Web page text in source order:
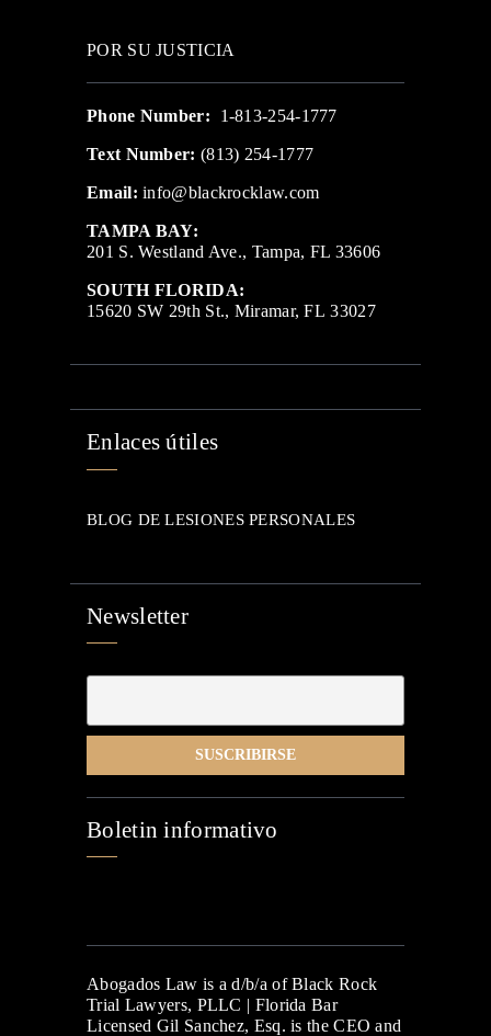
POR SU JUSTICIA
Phone Number: 1-813-254-1777
Text Number: (813) 254-1777
Email: info@blackrocklaw.com
TAMPA BAY:
201 S. Westland Ave., Tampa, FL 33606
SOUTH FLORIDA:
15620 SW 29th St., Miramar, FL 33027
Enlaces útiles
BLOG DE LESIONES PERSONALES
Newsletter
Boletin informativo
Abogados Law is a d/b/a of Black Rock
Trial Lawyers, PLLC | Florida Bar
Licensed Gil Sanchez, Esq. is the CEO and